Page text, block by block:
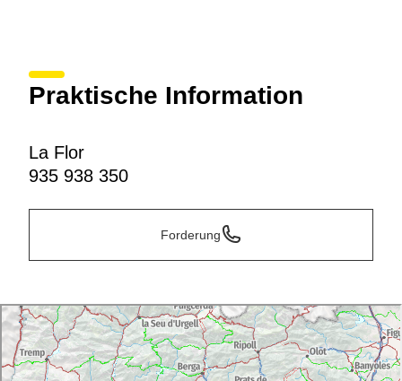
Praktische Information
La Flor
935 938 350
Forderung